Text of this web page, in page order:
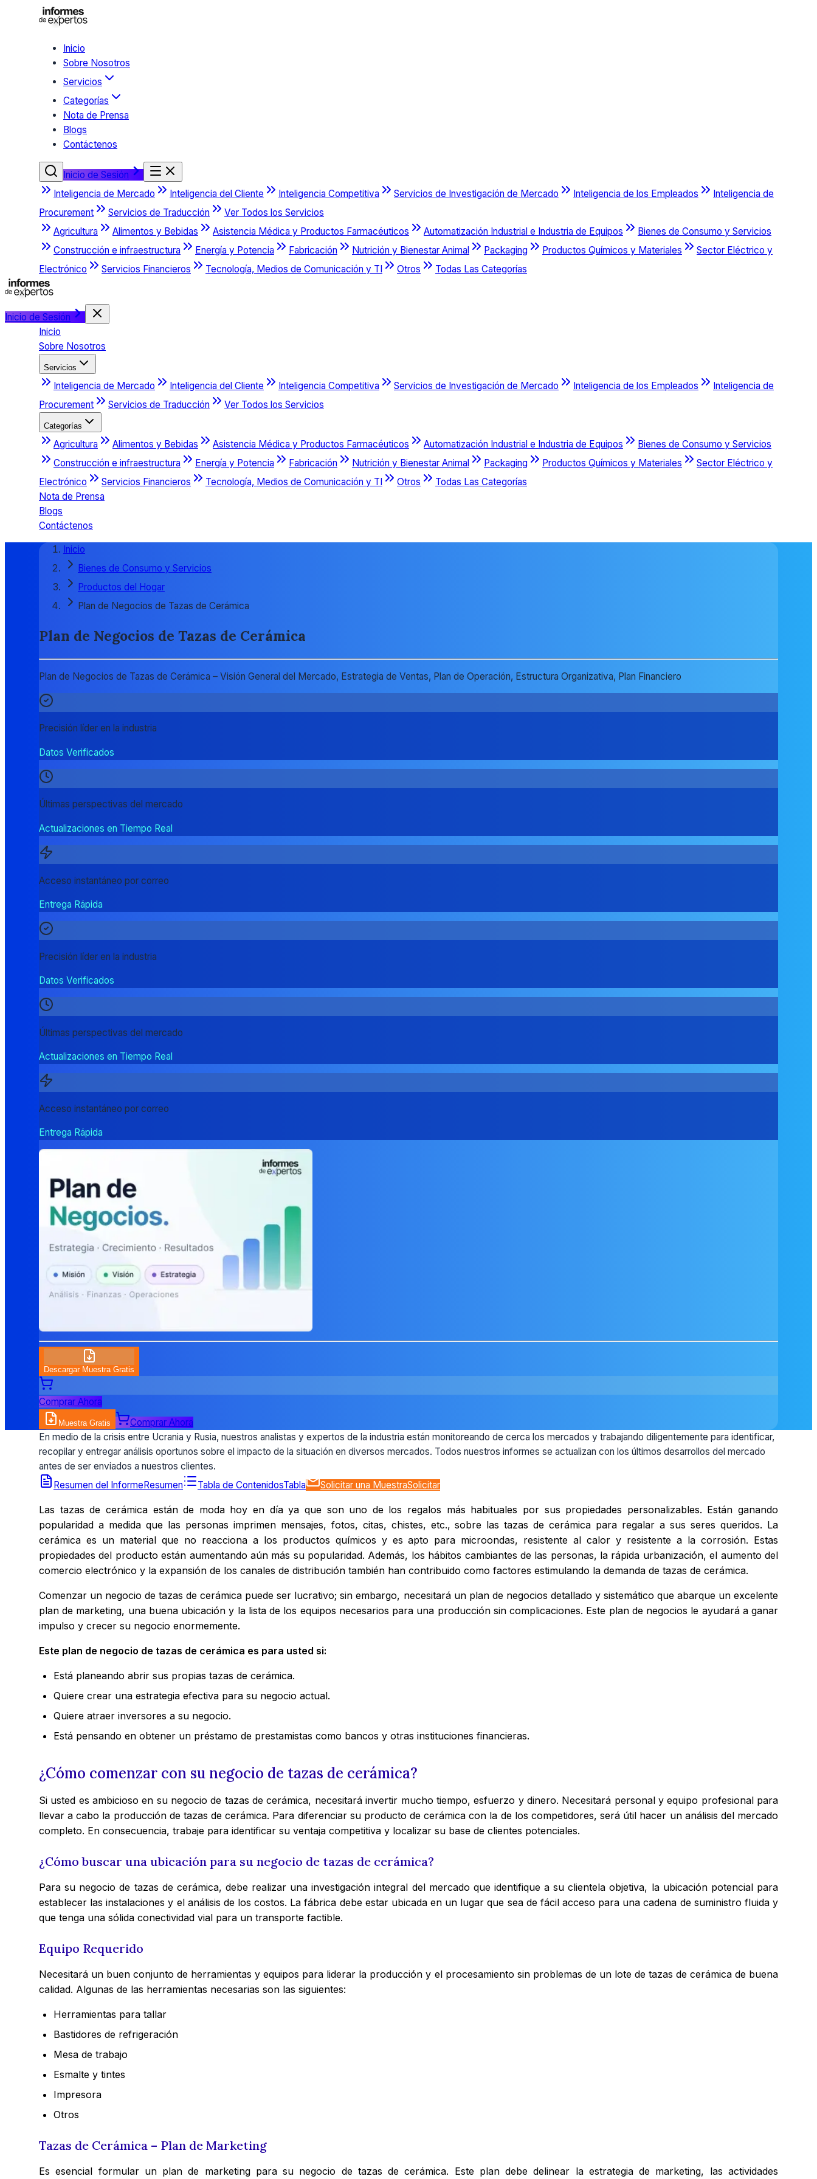
Inicio
Sobre Nosotros
Servicios
Categorías
Nota de Prensa
Blogs
Contáctenos
Inicio de Sesión
Inteligencia de Mercado
Inteligencia del Cliente Inteligencia Competitiva Servicios de Investigación de Mercado Inteligencia de los Empleados
Inteligencia de
Procurement
Servicios de Traducción
Ver Todos los Servicios
Agricultura
Alimentos y Bebidas Asistencia Médica y Productos Farmacéuticos Automatización Industrial e Industria de Equipos
Bienes de Consumo y Servicios
Construcción e infraestructura
Energía y Potencia Fabricación Nutrición y Bienestar Animal Packaging Productos Químicos y Materiales
Sector Eléctrico y
Electrónico
Servicios Financieros Tecnología, Medios de Comunicación y TI Otros Todas Las Categorías
Inicio de Sesión
Inicio
Sobre Nosotros
Servicios
Inteligencia de Mercado Inteligencia del Cliente Inteligencia Competitiva Servicios de Investigación de Mercado Inteligencia de los Empleados
Inteligencia de
Procurement
Servicios de Traducción Ver Todos los Servicios
Categorías
Agricultura Alimentos y Bebidas Asistencia Médica y Productos Farmacéuticos Automatización Industrial e Industria de Equipos
Bienes de Consumo y Servicios
Construcción e infraestructura
Energía y Potencia Fabricación Nutrición y Bienestar Animal Packaging Productos Químicos y Materiales
Sector Eléctrico y
Electrónico
Servicios Financieros Tecnología, Medios de Comunicación y TI Otros
Todas Las Categorías
Nota de Prensa
Blogs
Contáctenos
Inicio
Bienes de Consumo y Servicios
Productos del Hogar
Plan de Negocios de Tazas de Cerámica
Plan de Negocios de Tazas de Cerámica
Plan de Negocios de Tazas de Cerámica – Visión General del Mercado, Estrategia de Ventas, Plan de Operación, Estructura Organizativa, Plan Financiero
Precisión líder en la industria
Datos Verificados
Últimas perspectivas del mercado
Actualizaciones en Tiempo Real
Acceso instantáneo por correo
Entrega Rápida
Precisión líder en la industria
Datos Verificados
Últimas perspectivas del mercado
Actualizaciones en Tiempo Real
Acceso instantáneo por correo
Entrega Rápida
Descargar Muestra Gratis
Comprar Ahora
Muestra Gratis
Comprar Ahora
En medio de la crisis entre Ucrania y Rusia, nuestros analistas y expertos de la industria están monitoreando de cerca los mercados y trabajando diligentemente para identificar,
recopilar y entregar análisis oportunos sobre el impacto de la situación en diversos mercados. Todos nuestros informes se actualizan con los últimos desarrollos del mercado
antes de ser enviados a nuestros clientes.
Resumen del InformeResumen Tabla de ContenidosTabla Solicitar una MuestraSolicitar
Las tazas de cerámica están de moda hoy en día ya que son uno de los regalos más habituales por sus propiedades personalizables. Están ganando
popularidad a medida que las personas imprimen mensajes, fotos, citas, chistes, etc., sobre las tazas de cerámica para regalar a sus seres queridos. La
cerámica es un material que no reacciona a los productos químicos y es apto para microondas, resistente al calor y resistente a la corrosión. Estas
propiedades del producto están aumentando aún más su popularidad. Además, los hábitos cambiantes de las personas, la rápida urbanización, el aumento del
comercio electrónico y la expansión de los canales de distribución también han contribuido como factores estimulando la demanda de tazas de cerámica.
Comenzar un negocio de tazas de cerámica puede ser lucrativo; sin embargo, necesitará un plan de negocios detallado y sistemático que abarque un excelente
plan de marketing, una buena ubicación y la lista de los equipos necesarios para una producción sin complicaciones. Este plan de negocios le ayudará a ganar
impulso y crecer su negocio enormemente.
Este plan de negocio de tazas de cerámica es para usted si:
Está planeando abrir sus propias tazas de cerámica.
Quiere crear una estrategia efectiva para su negocio actual.
Quiere atraer inversores a su negocio.
Está pensando en obtener un préstamo de prestamistas como bancos y otras instituciones financieras.
¿Cómo comenzar con su negocio de tazas de cerámica?
Si usted es ambicioso en su negocio de tazas de cerámica, necesitará invertir mucho tiempo, esfuerzo y dinero. Necesitará personal y equipo profesional para
llevar a cabo la producción de tazas de cerámica. Para diferenciar su producto de cerámica con la de los competidores, será útil hacer un análisis del mercado
completo. En consecuencia, trabaje para identificar su ventaja competitiva y localizar su base de clientes potenciales.
¿Cómo buscar una ubicación para su negocio de tazas de cerámica?
Para su negocio de tazas de cerámica, debe realizar una investigación integral del mercado que identifique a su clientela objetiva, la ubicación potencial para
establecer las instalaciones y el análisis de los costos. La fábrica debe estar ubicada en un lugar que sea de fácil acceso para una cadena de suministro fluida y
que tenga una sólida conectividad vial para un transporte factible.
Equipo Requerido
Necesitará un buen conjunto de herramientas y equipos para liderar la producción y el procesamiento sin problemas de un lote de tazas de cerámica de buena
calidad. Algunas de las herramientas necesarias son las siguientes:
Herramientas para tallar
Bastidores de refrigeración
Mesa de trabajo
Esmalte y tintes
Impresora
Otros
Tazas de Cerámica – Plan de Marketing
Es esencial formular un plan de marketing para su negocio de tazas de cerámica. Este plan debe delinear la estrategia de marketing, las actividades